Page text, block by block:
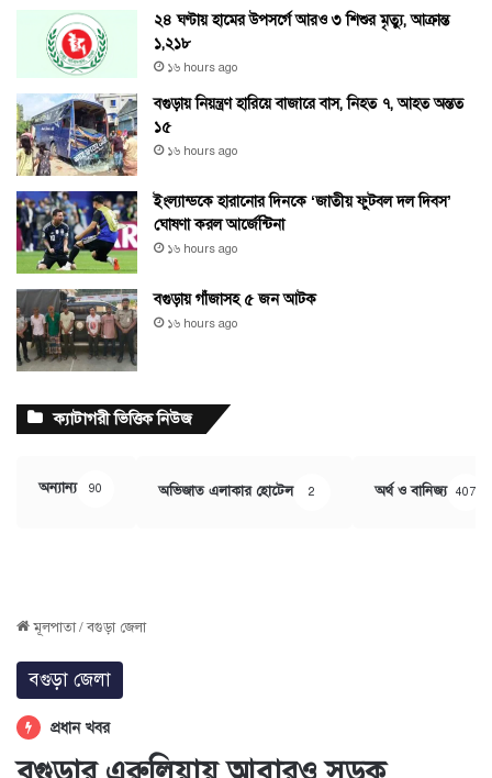
২৪ ঘণ্টায় হামের উপসর্গে আরও ৩ শিশুর মৃত্যু, আক্রান্ত
১,২১৮
১৬ hours ago
বগুড়ায় নিয়ন্ত্রণ হারিয়ে বাজারে বাস, নিহত ৭, আহত অন্তত
১৫
১৬ hours ago
ইংল্যান্ডকে হারানোর দিনকে ‘জাতীয় ফুটবল দল দিবস’
ঘোষণা করল আর্জেন্টিনা
১৬ hours ago
বগুড়ায় গাঁজাসহ ৫ জন আটক
১৬ hours ago
ক্যাটাগরী ভিত্তিক নিউজ
অন্যান্য 90 অভিজাত এলাকার হোটেল 2 অর্থ ও বানিজ্য 407